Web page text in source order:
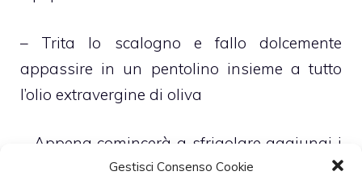
Gestisci Consenso Cookie
– Trita lo scalogno e fallo dolcemente
appassire in un pentolino insieme a tutto
l’olio extravergine di oliva
– Appena comincerà a sfrigolare aggiungi i
piselli e, dopo pochi istanti, bagnali con